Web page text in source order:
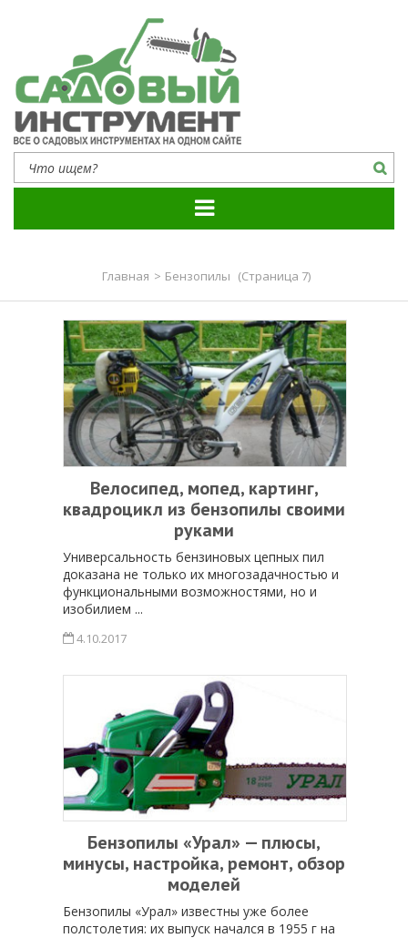
Садовый инструмент
Все о садовых инструментах на одном сайте
Главная > Бензопилы (Страница 7)
Велосипед, мопед, картинг,
квадроцикл из бензопилы своими
руками
Универсальность бензиновых цепных пил
доказана не только их многозадачностью и
функциональными возможностями, но и
изобилием ...
4.10.2017
Бензопилы «Урал» — плюсы,
минусы, настройка, ремонт, обзор
моделей
Бензопилы «Урал» известны уже более
полстолетия: их выпуск начался в 1955 г на